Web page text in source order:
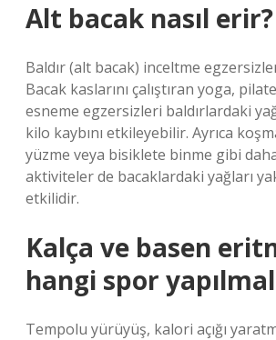
Alt bacak nasıl erir?
Baldır (alt bacak) inceltme
Bacak kaslarını çalıştıran yoga,
esneme egzersizleri baldırlardaki
kilo kaybını etkileyebilir. Ayrıca
yüzme veya bisiklete binme gibi
aktiviteler de bacaklardaki yağları
etkilidir.
Kalça ve basen
hangi spor
Tempolu yürüyüş, kalori açığı